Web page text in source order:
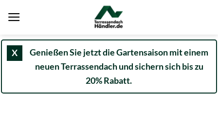
Inhalt
X
Genießen Sie jetzt die Gartensaison mit einem
neuen Terrassendach und sichern sich bis zu
20% Rabatt.